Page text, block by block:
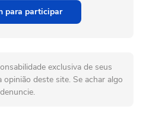
para participar
exclusiva de seus
deste site. Se achar algo